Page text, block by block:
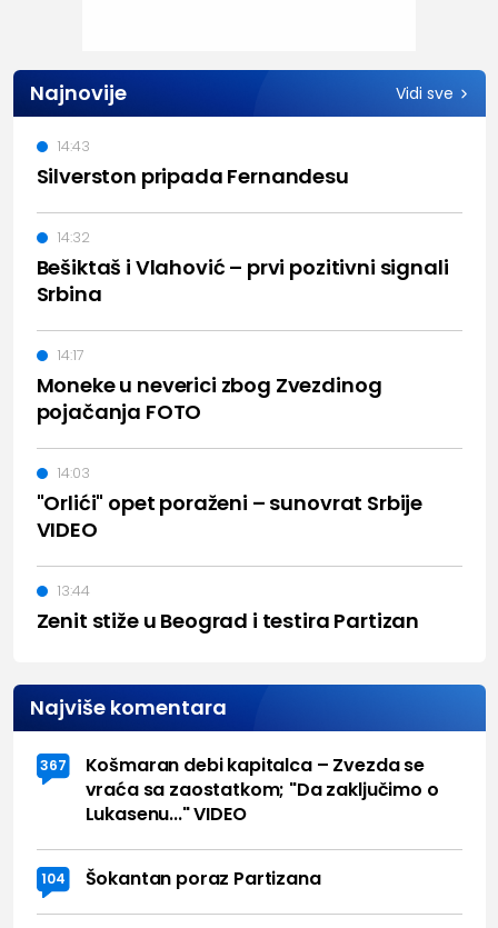
Najnovije Vidi sve
Silverston pripada Fernandesu
14:43
Bešiktaš i Vlahović – prvi pozitivni signali
Srbina
14:32
Moneke u neverici zbog Zvezdinog
pojačanja FOTO
14:17
"Orlići" opet poraženi – sunovrat Srbije
VIDEO
14:03
Zenit stiže u Beograd i testira Partizan
13:44
Najviše komentara
367
Košmaran debi kapitalca – Zvezda se
vraća sa zaostatkom; "Da zaključimo o
Lukasenu..." VIDEO
104 Šokantan poraz Partizana